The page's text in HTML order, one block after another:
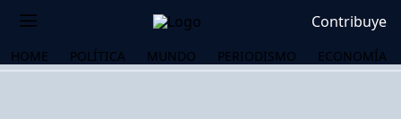
Contribuye
HOME POLÍTICA MUNDO PERIODISMO ECONOMÍA